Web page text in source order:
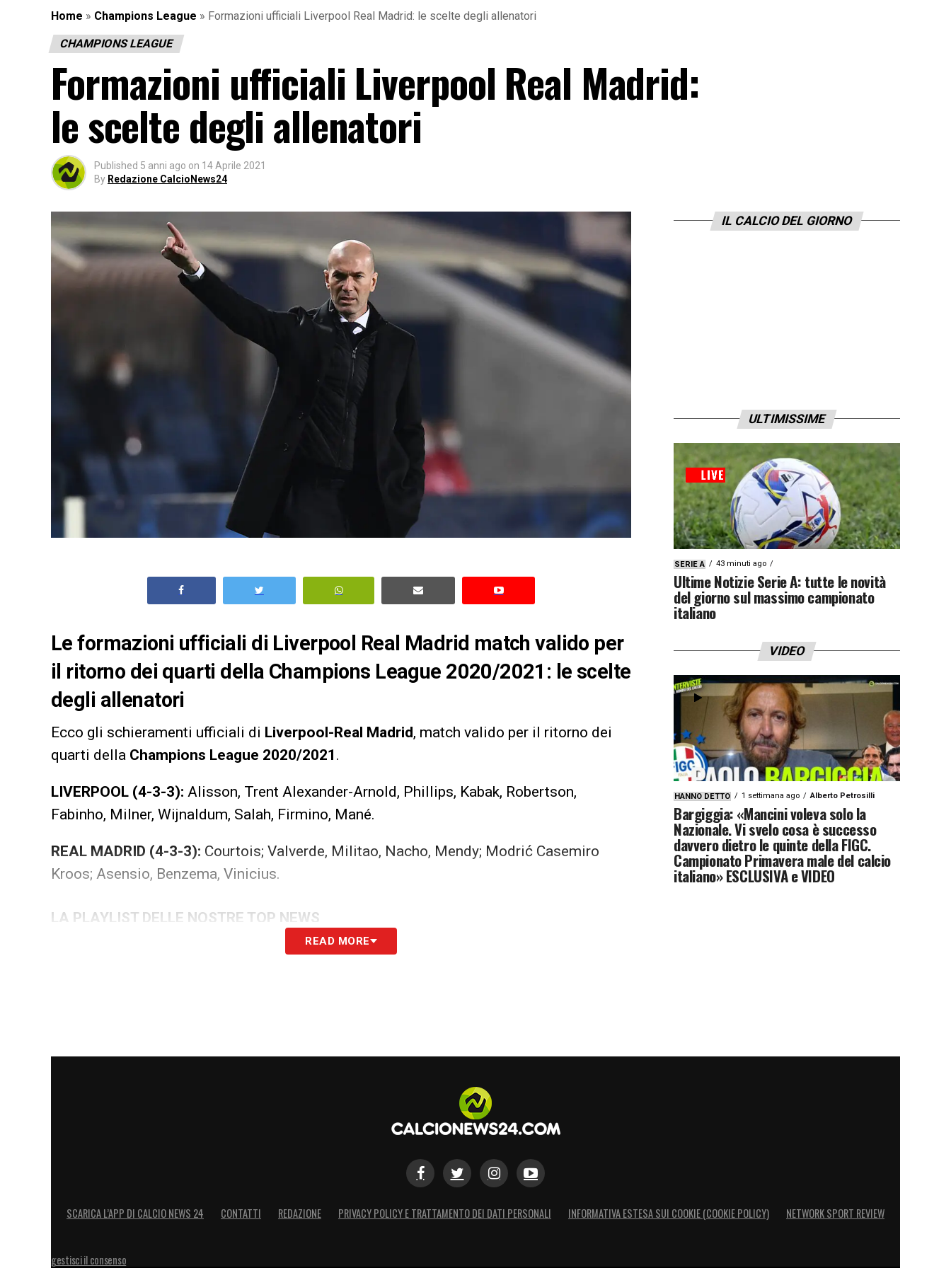
Home » Champions League » Formazioni ufficiali Liverpool Real Madrid: le scelte degli allenatori
CHAMPIONS LEAGUE
Formazioni ufficiali Liverpool Real Madrid:
le scelte degli allenatori
Published 5 anni ago on 14 Aprile 2021
By Redazione CalcioNews24
Le formazioni ufficiali di Liverpool Real Madrid match valido per
il ritorno dei quarti della Champions League 2020/2021: le scelte
degli allenatori
Ecco gli schieramenti ufficiali di Liverpool-Real Madrid, match valido per il ritorno dei
quarti della Champions League 2020/2021 .
LIVERPOOL (4-3-3): Alisson, Trent Alexander-Arnold, Phillips, Kabak, Robertson,
Fabinho, Milner, Wijnaldum, Salah, Firmino, Mané.
REAL MADRID (4-3-3): Courtois; Valverde, Militao, Nacho, Mendy; Modrić Casemiro
Kroos; Asensio, Benzema, Vinicius.
LA PLAYLIST DELLE NOSTRE TOP NEWS
READ MORE
IL CALCIO DEL GIORNO
ULTIMISSIME
SERIE A 43 minuti ago
Ultime Notizie Serie A: tutte le novità
del giorno sul massimo campionato
italiano
VIDEO
HANNO DETTO 1 settimana ago Alberto Petrosilli
Bargiggia: «Mancini voleva solo la
Nazionale. Vi svelo cosa è successo
davvero dietro le quinte della FIGC.
Campionato Primavera male del calcio
italiano» ESCLUSIVA e VIDEO
SCARICA L’APP DI CALCIO NEWS 24 CONTATTI REDAZIONE PRIVACY POLICY E TRATTAMENTO DEI DATI PERSONALI INFORMATIVA ESTESA SUI COOKIE (COOKIE POLICY) NETWORK SPORT REVIEW
gestisci il consenso